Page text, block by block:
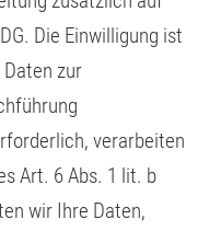
Die Einwilligung ist
zur
verarbeiten
Art. 6 Abs. 1 lit. b
wir Ihre Daten,